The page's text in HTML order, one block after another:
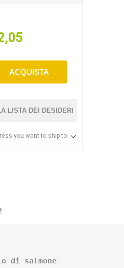
ACQUISTA
LISTA DEI DESIDERI
you want to ship to
di salmone